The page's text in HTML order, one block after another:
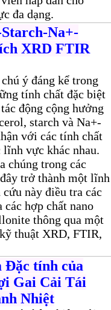
đa dạng.
Na+-
XRD FTIR
ý đáng kể trong
tính chất đặc biệt
động cộng hưởng
starch và Na+-
với các tính chất
vực khác nhau.
chúng trong các
trở thành một lĩnh
này điều tra các
các hợp chất nano
thông qua một
thuật XRD, FTIR,
Đặc tính của
Gai Cải Tái
Nhiệt